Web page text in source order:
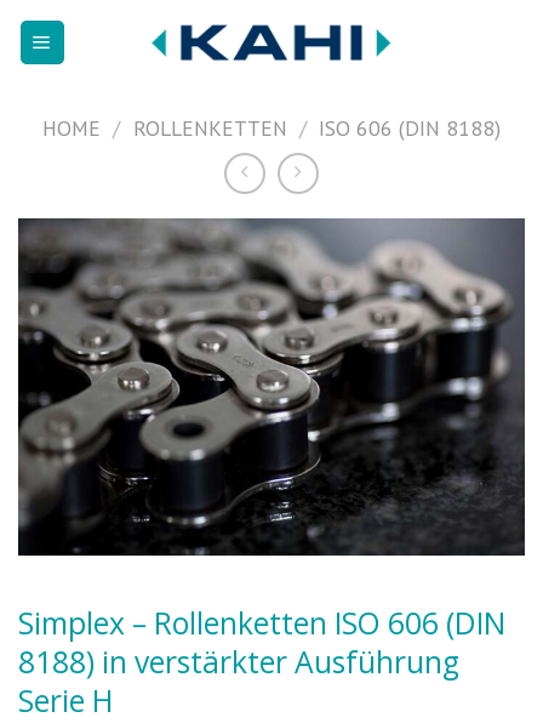
Zum
Inhalt
HOME / ROLLENKETTEN / ISO 606 (DIN 8188)
Simplex – Rollenketten ISO 606 (DIN
8188) in verstärkter Ausführung
Serie H